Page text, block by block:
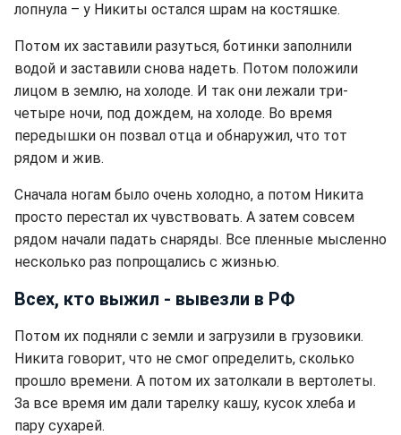
лопнула – у Никиты остался шрам на костяшке.
Потом их заставили разуться, ботинки заполнили
водой и заставили снова надеть. Потом положили
лицом в землю, на холоде. И так они лежали три-
четыре ночи, под дождем, на холоде. Во время
передышки он позвал отца и обнаружил, что тот
рядом и жив.
Сначала ногам было очень холодно, а потом Никита
просто перестал их чувствовать. А затем совсем
рядом начали падать снаряды. Все пленные мысленно
несколько раз попрощались с жизнью.
Всех, кто выжил - вывезли в РФ
Потом их подняли с земли и загрузили в грузовики.
Никита говорит, что не смог определить, сколько
прошло времени. А потом их затолкали в вертолеты.
За все время им дали тарелку кашу, кусок хлеба и
пару сухарей.